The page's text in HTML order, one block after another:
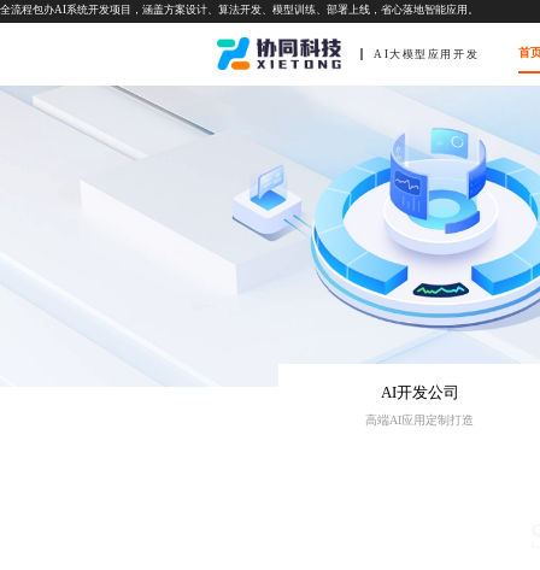
全流程包办AI系统开发项目，涵盖方案设计、算法开发、模型训练、部署上线，省心落地智能应用。
AI大模型应用开发 首
AI开发公司
高端AI应用定制打造